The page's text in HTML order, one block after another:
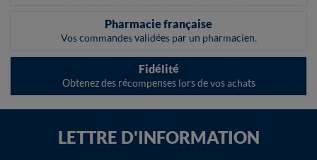
Pharmacie française
Vos commandes validées par un pharmacien.
Fidélité
Obtenez des récompenses lors de vos achats
LETTRE D'INFORMATION